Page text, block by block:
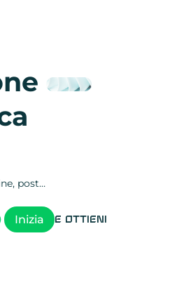
post…
Inizia e ottieni